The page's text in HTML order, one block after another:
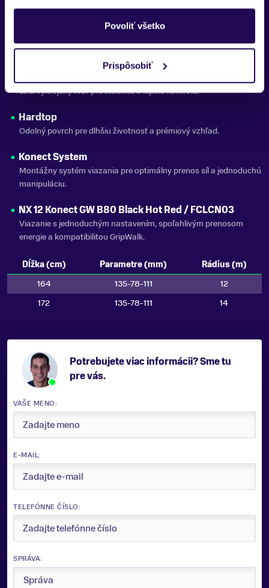
Povoliť všetko
Prispôsobiť
ZNAČKA
Zobraziť menej
odolnosť.
Rocker na špičke pre lepší vztlak a jednoduchšie zatáčanie.
Širší vykrojený tvar pre stabilitu a lepšiu kontrolu.
Hardtop
Odolný povrch pre dlhšiu životnosť a prémiový vzhľad.
Konect System
Montážny systém viazania pre optimálny prenos síl a jednoduchú
manipuláciu.
NX 12 Konect GW B80 Black Hot Red / FCLCN03
Viazanie s jednoduchým nastavením, spoľahlivým prenosom
energie a kompatibilitou GripWalk.
Dĺžka (cm) Parametre (mm)
Rádius (m)
164
135-78-111
12
172
135-78-111 14
Potrebujete viac informácii? Sme tu
pre vás.
VAŠE MENO:
E-MAIL:
TELEFÓNNE ČÍSLO:
SPRÁVA: